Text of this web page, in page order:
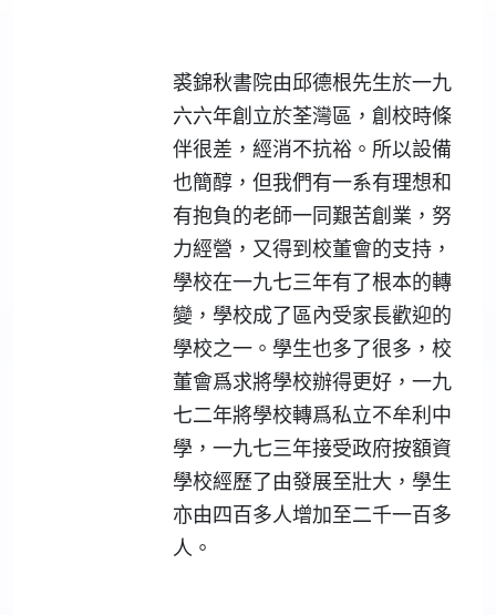
裘錦秋書院由邱德根先生於一九
六六年創立於荃灣區，創校時條
伴很差，經消不抗裕。所以設備
也簡醇，但我們有一系有理想和
有抱負的老師一同艱苦創業，努
力經營，又得到校董會的支持，
學校在一九七三年有了根本的轉
變，學校成了區內受家長歡迎的
學校之一。學生也多了很多，校
董會爲求將學校辦得更好，一九
七二年將學校轉爲私立不牟利中
學，一九七三年接受政府按額資
學校經歷了由發展至壯大，學生
亦由四百多人增加至二千一百多
人。